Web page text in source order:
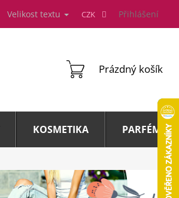
Velikost textu CZK Přihlášení
NÁKUPNÍ
Prázdný košík
KOSMETIKA PARFÉMY A